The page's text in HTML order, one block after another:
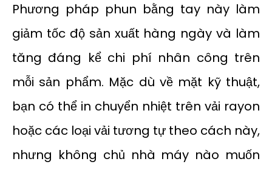
Phương pháp phun bằng tay này làm
giảm tốc độ sản xuất hàng ngày và làm
tăng đáng kể chi phí nhân công trên
mỗi sản phẩm. Mặc dù về mặt kỹ thuật,
bạn có thể in chuyển nhiệt trên vải rayon
hoặc các loại vải tương tự theo cách này,
nhưng không chủ nhà máy nào muốn